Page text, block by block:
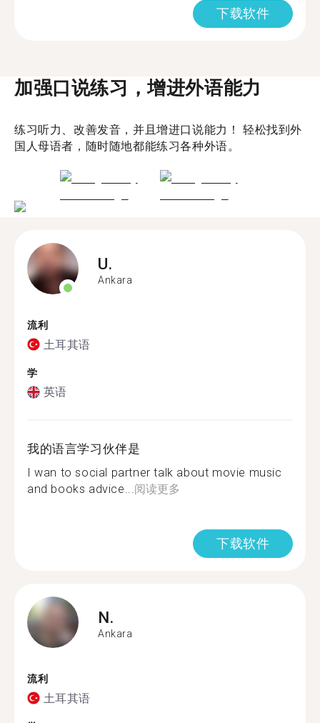
下载软件
加强口说练习，增进外语能力
练习听力、改善发音，并且增进口说能力！ 轻松找到外
国人母语者，随时随地都能练习各种外语。
U.
Ankara
流利
土耳其语
学
英语
我的语言学习伙伴是
I wan to social partner talk about movie music
and books advice...阅读更多
下载软件
N.
Ankara
流利
土耳其语